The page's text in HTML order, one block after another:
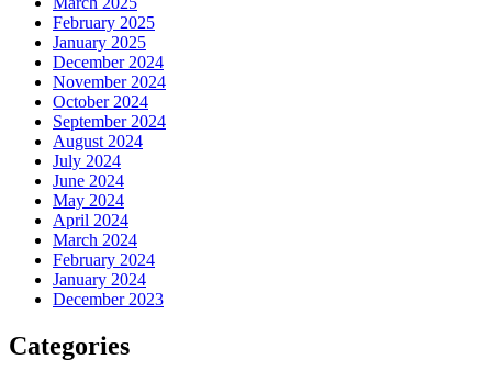
February 2025
January 2025
December 2024
November 2024
October 2024
September 2024
August 2024
July 2024
June 2024
May 2024
April 2024
March 2024
February 2024
January 2024
December 2023
Categories